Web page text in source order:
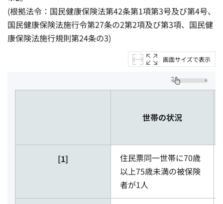
(根拠法令：国民健康保険法第42条第1項第3号及び第4号、
国民健康保険法施行令第27条の2第2項及び第3項、国民健
康保険法施行規則第24条の3)
画面サイズで表示
世帯の状況
[1]
住民票同一世帯に70歳
以上75歳未満の被保険
者が1人